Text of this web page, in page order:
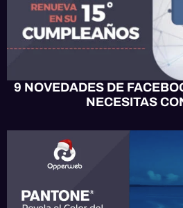
9 NOVEDADES DE
NECESITAS
OPPERWEB NEWS